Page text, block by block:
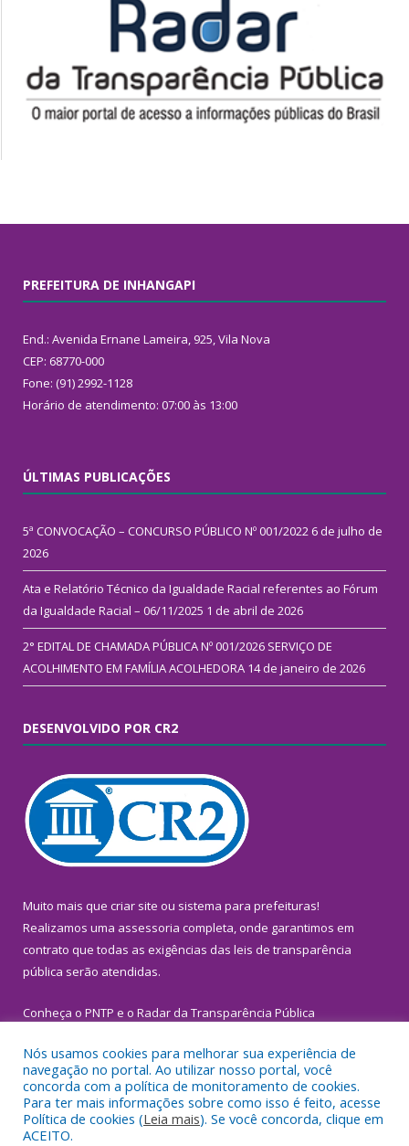
PREFEITURA DE INHANGAPI
End.: Avenida Ernane Lameira, 925, Vila Nova
CEP: 68770-000
Fone: (91) 2992-1128
Horário de atendimento: 07:00 às 13:00
ÚLTIMAS PUBLICAÇÕES
5ª CONVOCAÇÃO – CONCURSO PÚBLICO Nº 001/2022 6 de julho de
2026
Ata e Relatório Técnico da Igualdade Racial referentes ao Fórum
da Igualdade Racial – 06/11/2025 1 de abril de 2026
2° EDITAL DE CHAMADA PÚBLICA Nº 001/2026 SERVIÇO DE
ACOLHIMENTO EM FAMÍLIA ACOLHEDORA 14 de janeiro de 2026
DESENVOLVIDO POR CR2
Muito mais que criar site ou sistema para prefeituras!
Realizamos uma assessoria completa, onde garantimos em
contrato que todas as exigências das leis de transparência
pública serão atendidas.
Conheça o PNTP e o Radar da Transparência Pública
Todos os direitos reservados a Prefeitura Municipal de
Inhangapi.
Nós usamos cookies para melhorar sua experiência de
navegação no portal. Ao utilizar nosso portal, você
concorda com a política de monitoramento de cookies.
Para ter mais informações sobre como isso é feito, acesse
Política de cookies (Leia mais). Se você concorda, clique em
ACEITO.